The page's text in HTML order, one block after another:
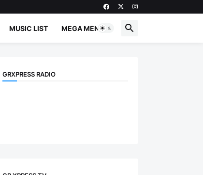
MUSIC LIST MEGA MENU
GRXPRESS RADIO